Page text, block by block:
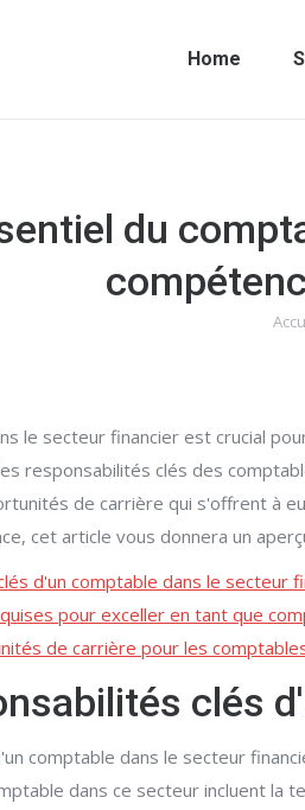
Home
du
le secteur financier est crucial
responsabilités clés des
de carrière qui s'offrent à
cet article vous donnera un
d'un comptable dans le secteur
pour exceller en tant que
de carrière pour les
clés
comptable dans le secteur
dans ce secteur incluent la